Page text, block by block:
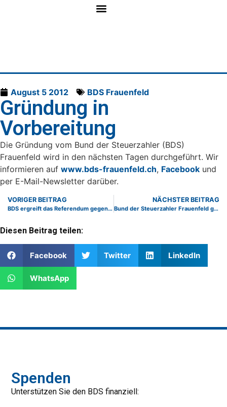
August 5 2012 BDS Frauenfeld
Gründung in
Vorbereitung
Die Gründung vom Bund der Steuerzahler (BDS)
Frauenfeld wird in den nächsten Tagen durchgeführt. Wir
informieren auf www.bds-frauenfeld.ch, Facebook und
per E-Mail-Newsletter darüber.
VORIGER BEITRAG
BDS ergreift das Referendum gegen die schädliche Steuer-Verträge
NÄCHSTER BEITRAG
Bund der Steuerzahler Frauenfeld gegründet
Diesen Beitrag teilen:
Facebook Twitter LinkedIn
WhatsApp
Spenden
Unterstützen Sie den BDS finanziell: